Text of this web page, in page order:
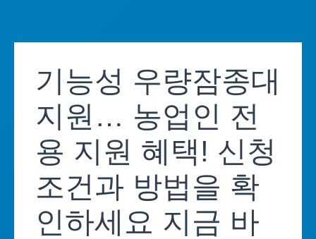
content기능성 우량잠종대
지원… 농업인 전
용 지원 혜택! 신청
조건과 방법을 확
인하세요 지금 바